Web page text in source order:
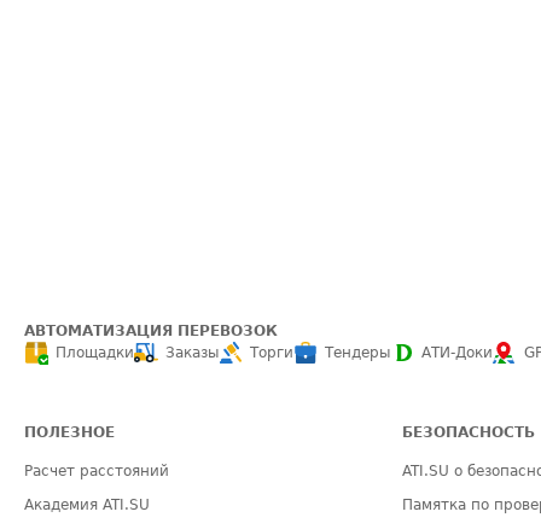
АВТОМАТИЗАЦИЯ ПЕРЕВОЗОК
Площадки
Заказы Торги Тендеры АТИ-Доки
ПОЛЕЗНОЕ
Расчет расстояний
Академия ATI.SU
БЕЗОПАСНОСТЬ
ATI.SU о
Памятка по